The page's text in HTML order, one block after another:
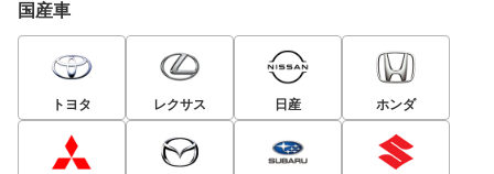
国産車
トヨタ レクサス 日産 ホンダ